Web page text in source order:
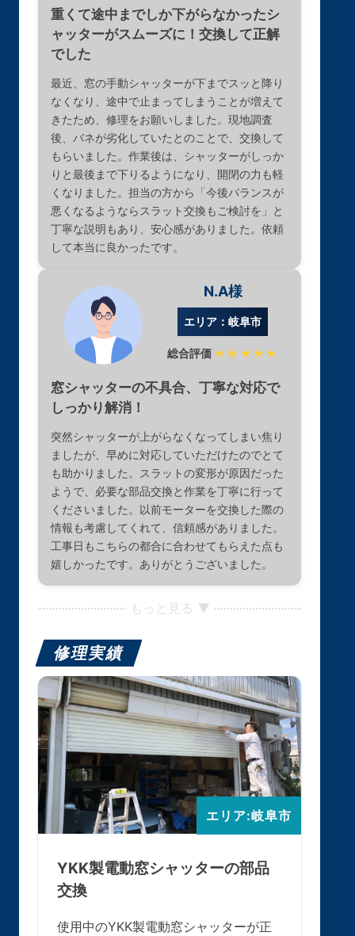
重くて途中までしか下がらなかったシ
ャッターがスムーズに！交換して正解
でした
最近、窓の手動シャッターが下までスッと降り
なくなり、途中で止まってしまうことが増えて
きたため、修理をお願いしました。現地調査
後、バネが劣化していたとのことで、交換して
もらいました。作業後は、シャッターがしっか
りと最後まで下りるようになり、開閉の力も軽
くなりました。担当の方から「今後バランスが
悪くなるようならスラット交換もご検討を」と
丁寧な説明もあり、安心感がありました。依頼
して本当に良かったです。
N.A様
エリア：岐阜市
総合評価 ★★★★★
窓シャッターの不具合、丁寧な対応で
しっかり解消！
突然シャッターが上がらなくなってしまい焦り
ましたが、早めに対応していただけたのでとて
も助かりました。スラットの変形が原因だった
ようで、必要な部品交換と作業を丁寧に行って
くださいました。以前モーターを交換した際の
情報も考慮してくれて、信頼感がありました。
工事日もこちらの都合に合わせてもらえた点も
嬉しかったです。ありがとうございました。
もっと見る ▼
修理実績
エリア:岐阜市
YKK製電動窓シャッターの部品
交換
使用中のYKK製電動窓シャッターが正